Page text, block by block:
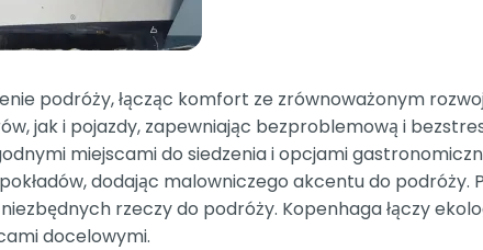
podróży, łącząc komfort ze zrównoważonym
jak i pojazdy, zapewniając bezproblemową i
miejscami do siedzenia i opcjami
dodając malowniczego akcentu do podróży.
rzeczy do podróży. Kopenhaga łączy
docelowymi.